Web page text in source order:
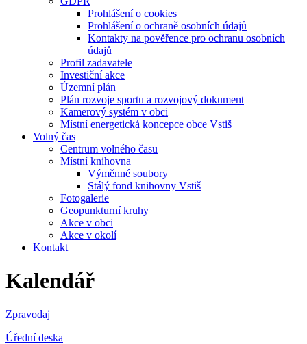
Prohlášení o cookies
Prohlášení o ochraně osobních údajů
Kontakty na pověřence pro ochranu osobních
údajů
Profil zadavatele
Investiční akce
Územní plán
Plán rozvoje sportu a rozvojový dokument
Kamerový systém v obci
Místní energetická koncepce obce Vstiš
Volný čas
Centrum volného času
Místní knihovna
Výměnné soubory
Stálý fond knihovny Vstiš
Fotogalerie
Geopunkturní kruhy
Akce v obci
Akce v okolí
Kontakt
Kalendář
Zpravodaj
Úřední deska